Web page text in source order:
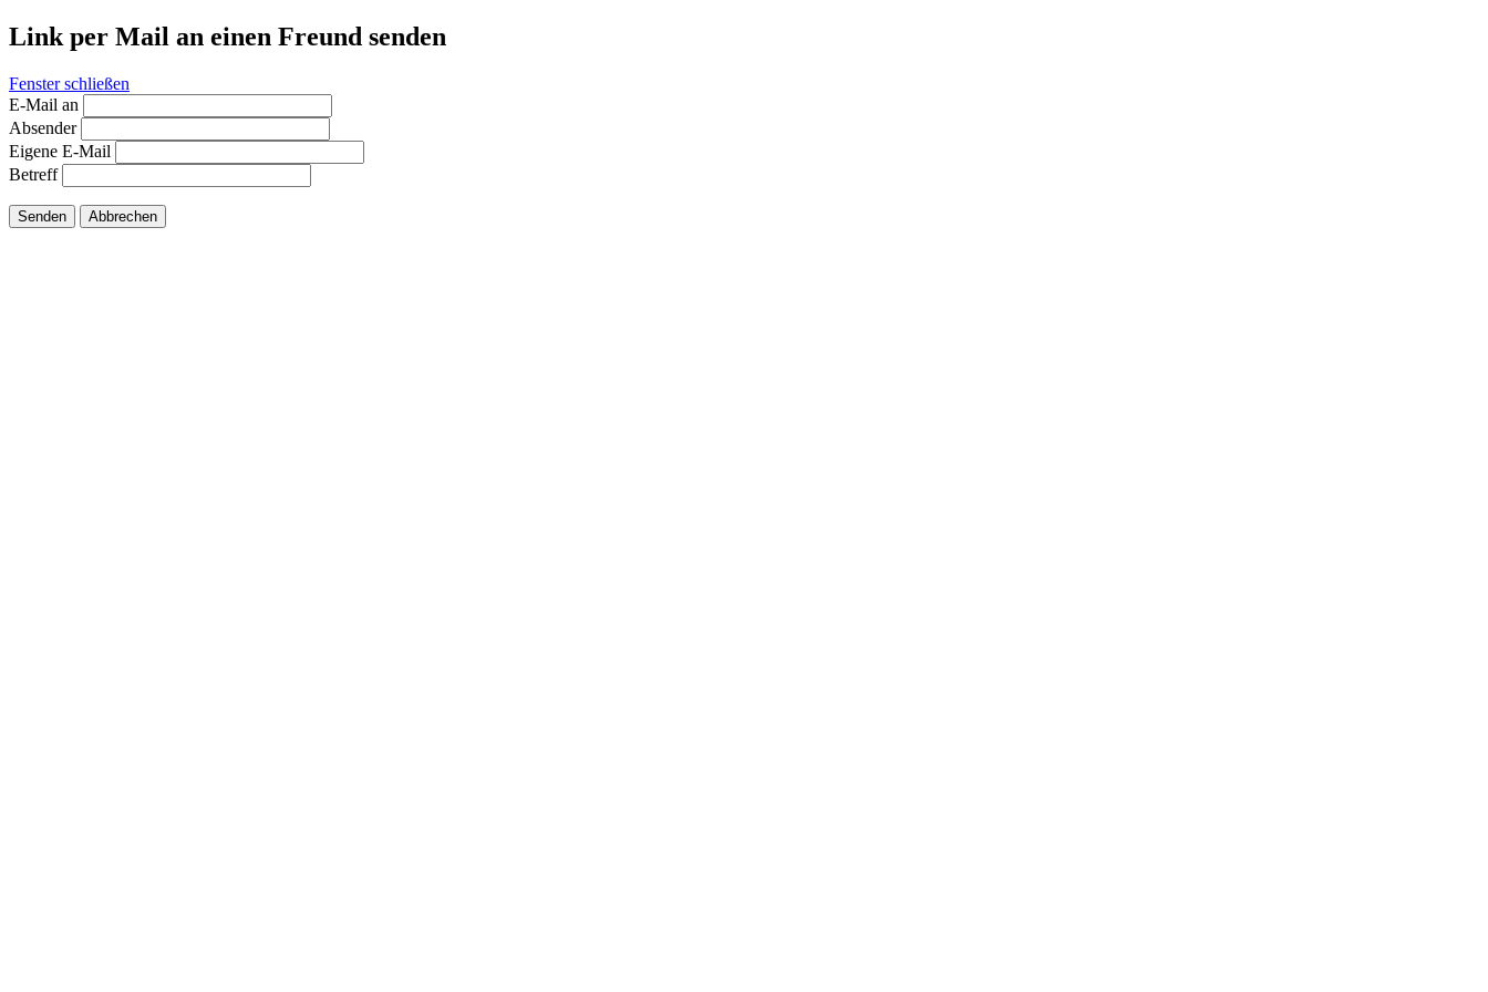
Link per Mail an einen Freund senden
Fenster schließen
E-Mail an
Absender
Eigene E-Mail
Betreff
Senden Abbrechen